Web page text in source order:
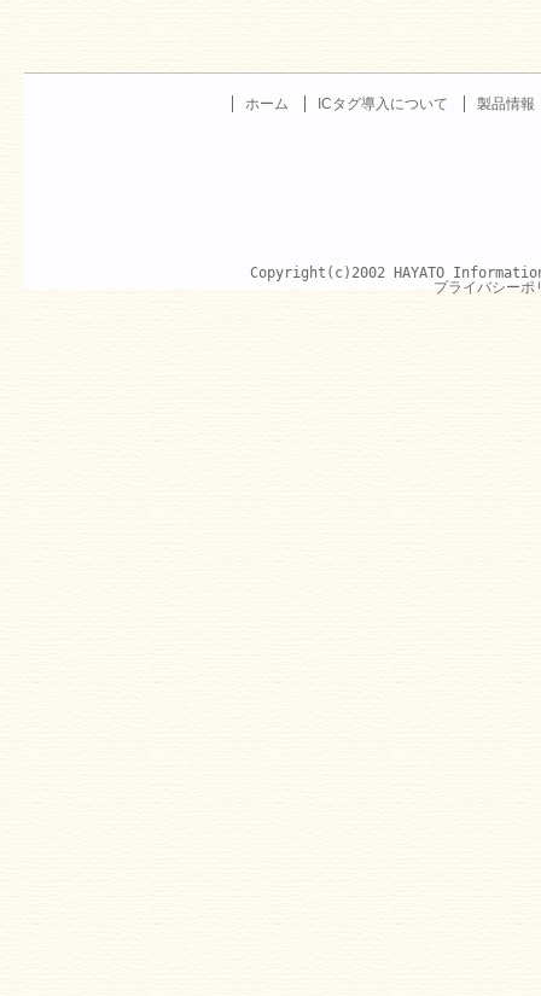
ホーム ICタグ導入について 製品情報
プライバシーポ
Copyright(c)2002 HAYATO